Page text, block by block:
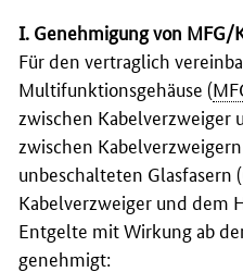
I. Genehmigung von
Für den vertraglich
Multifunktionsgehäuse (
zwischen Kabelverzweiger
zwischen
unbeschalteten Glasfasern
Kabelverzweiger und dem
Entgelte mit Wirkung ab
genehmigt: